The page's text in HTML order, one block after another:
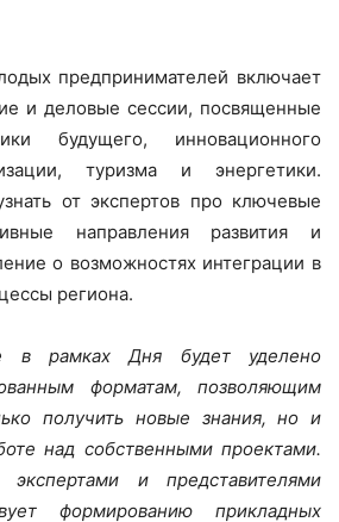
предпринимателей включает
и деловые сессии, посвященные
будущего, инновационного
туризма и энергетики.
от экспертов про ключевые
направления развития и
о возможностях интеграции в
региона.
в рамках Дня будет уделено
форматам, позволяющим
получить новые знания, но и
над собственными проектами.
экспертами и представителями
формированию прикладных